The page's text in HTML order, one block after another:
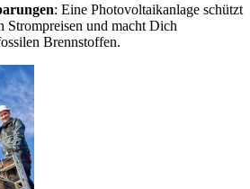
: Eine Photovoltaikanlage schützt
Strompreisen und macht Dich
Brennstoffen.